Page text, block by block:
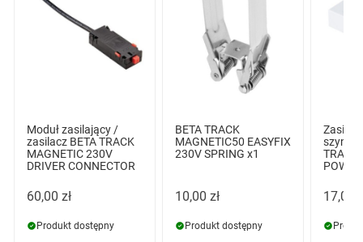
Moduł zasilający /
zasilacz BETA TRACK
MAGNETIC 230V
DRIVER CONNECTOR
60,00 zł
Produkt dostępny
BETA TRACK
MAGNETIC50 EASYFIX
230V SPRING x1
10,00 zł
Produkt dostępny
TRACK
17,00